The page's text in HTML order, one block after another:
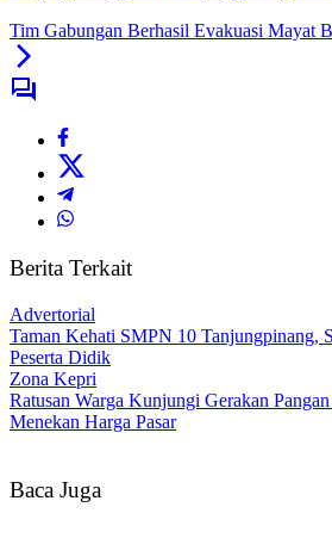
Tim Gabungan Berhasil Evakuasi Mayat
Berita Terkait
Advertorial
Taman Kehati SMPN 10 Tanjungpinang,
Peserta Didik
Zona Kepri
Ratusan Warga Kunjungi Gerakan
Menekan Harga Pasar
Baca Juga